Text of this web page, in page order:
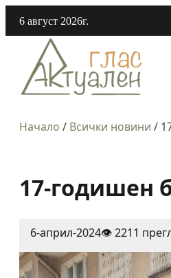
6 август 2026г.
Начало / Всички новини /
17-годишен
6-април-2024👁️ 2211